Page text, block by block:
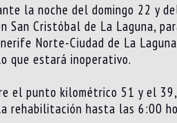
la noche del domingo 22 y
Cristóbal de La Laguna,
Norte-Ciudad de La
que estará inoperativo.
el punto kilométrico 51 y el
rehabilitación hasta las 6:00